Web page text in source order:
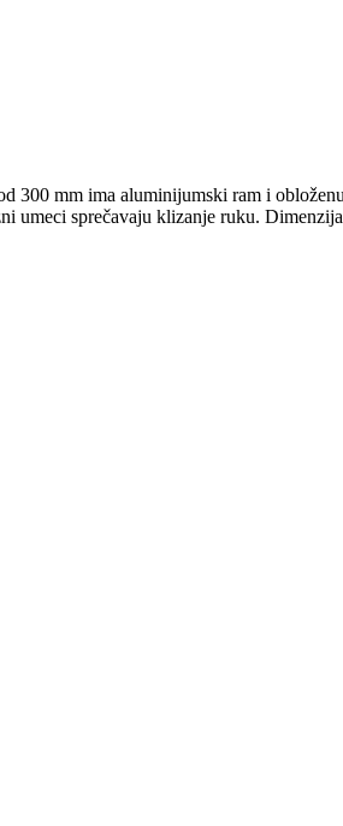
300 mm ima aluminijumski ram i
umeci sprečavaju klizanje ruku.